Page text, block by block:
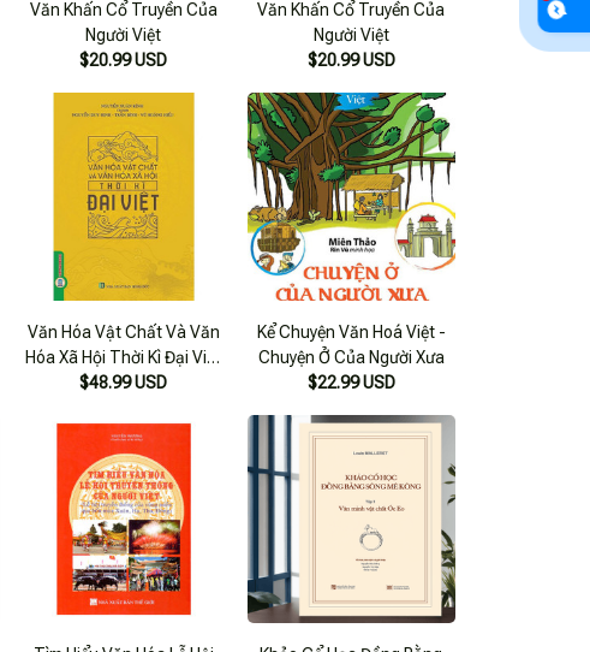
Văn Khấn Cổ Truyền Của
Người Việt
$20.99 USD
Văn Khấn Cổ Truyền Của
Người Việt
$20.99 USD
Văn Hóa Vật Chất Và Văn
Hóa Xã Hội Thời Kì Đại Việt
(Bìa Cứng)
$48.99 USD
Kể Chuyện Văn Hoá Việt -
Chuyện Ở Của Người Xưa
$22.99 USD